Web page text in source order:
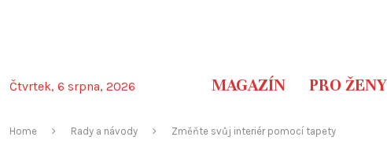
Čtvrtek, 6 srpna, 2026 MAGAZÍN PRO ŽENY
Home Rady a návody Změňte svůj interiér pomocí tapety